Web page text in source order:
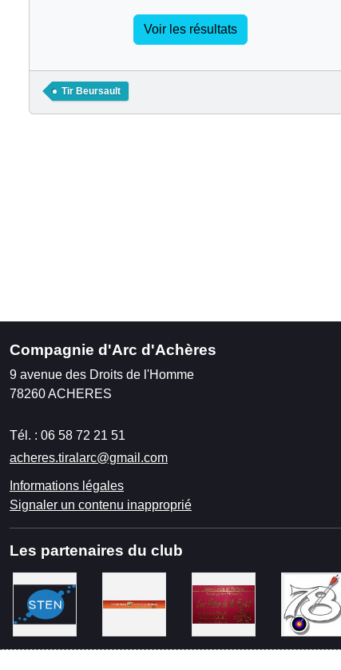
Voir les résultats
Tir Beursault
Compagnie d'Arc d'Achères
9 avenue des Droits de l'Homme
78260ACHERES
Tél. : 06 58 72 21 51
acheres.tiralarc@gmail.com
Informations légales
Signaler un contenu inapproprié
Les partenaires du club